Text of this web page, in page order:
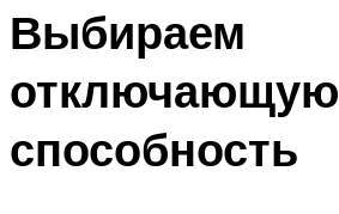
Выбираем
отключающую
способность